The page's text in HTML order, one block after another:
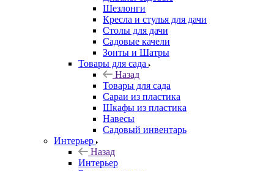
Шезлонги
Кресла и стулья для дачи
Столы для дачи
Садовые качели
Зонты и Шатры
Товары для сада
Назад
Товары для сада
Сараи из пластика
Шкафы из пластика
Навесы
Садовый инвентарь
Интерьер
Назад
Интерьер